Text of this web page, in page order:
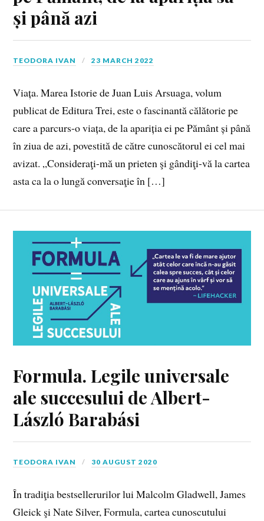
și până azi
TEODORA IVAN 23 MARCH 2022
Viața. Marea Istorie de Juan Luis Arsuaga, volum
publicat de Editura Trei, este o fascinantă călătorie pe
care a parcurs-o viața, de la apariția ei pe Pământ și până
în ziua de azi, povestită de către cunoscătorul ei cel mai
avizat. „Consideraţi-mă un prieten şi gândiţi-vă la cartea
asta ca la o lungă conversaţie în […]
Formula. Legile universale
ale succesului de Albert-
László Barabási
TEODORA IVAN 30 AUGUST 2020
În tradiţia bestsellerurilor lui Malcolm Gladwell, James
Gleick şi Nate Silver, Formula, cartea cunoscutului